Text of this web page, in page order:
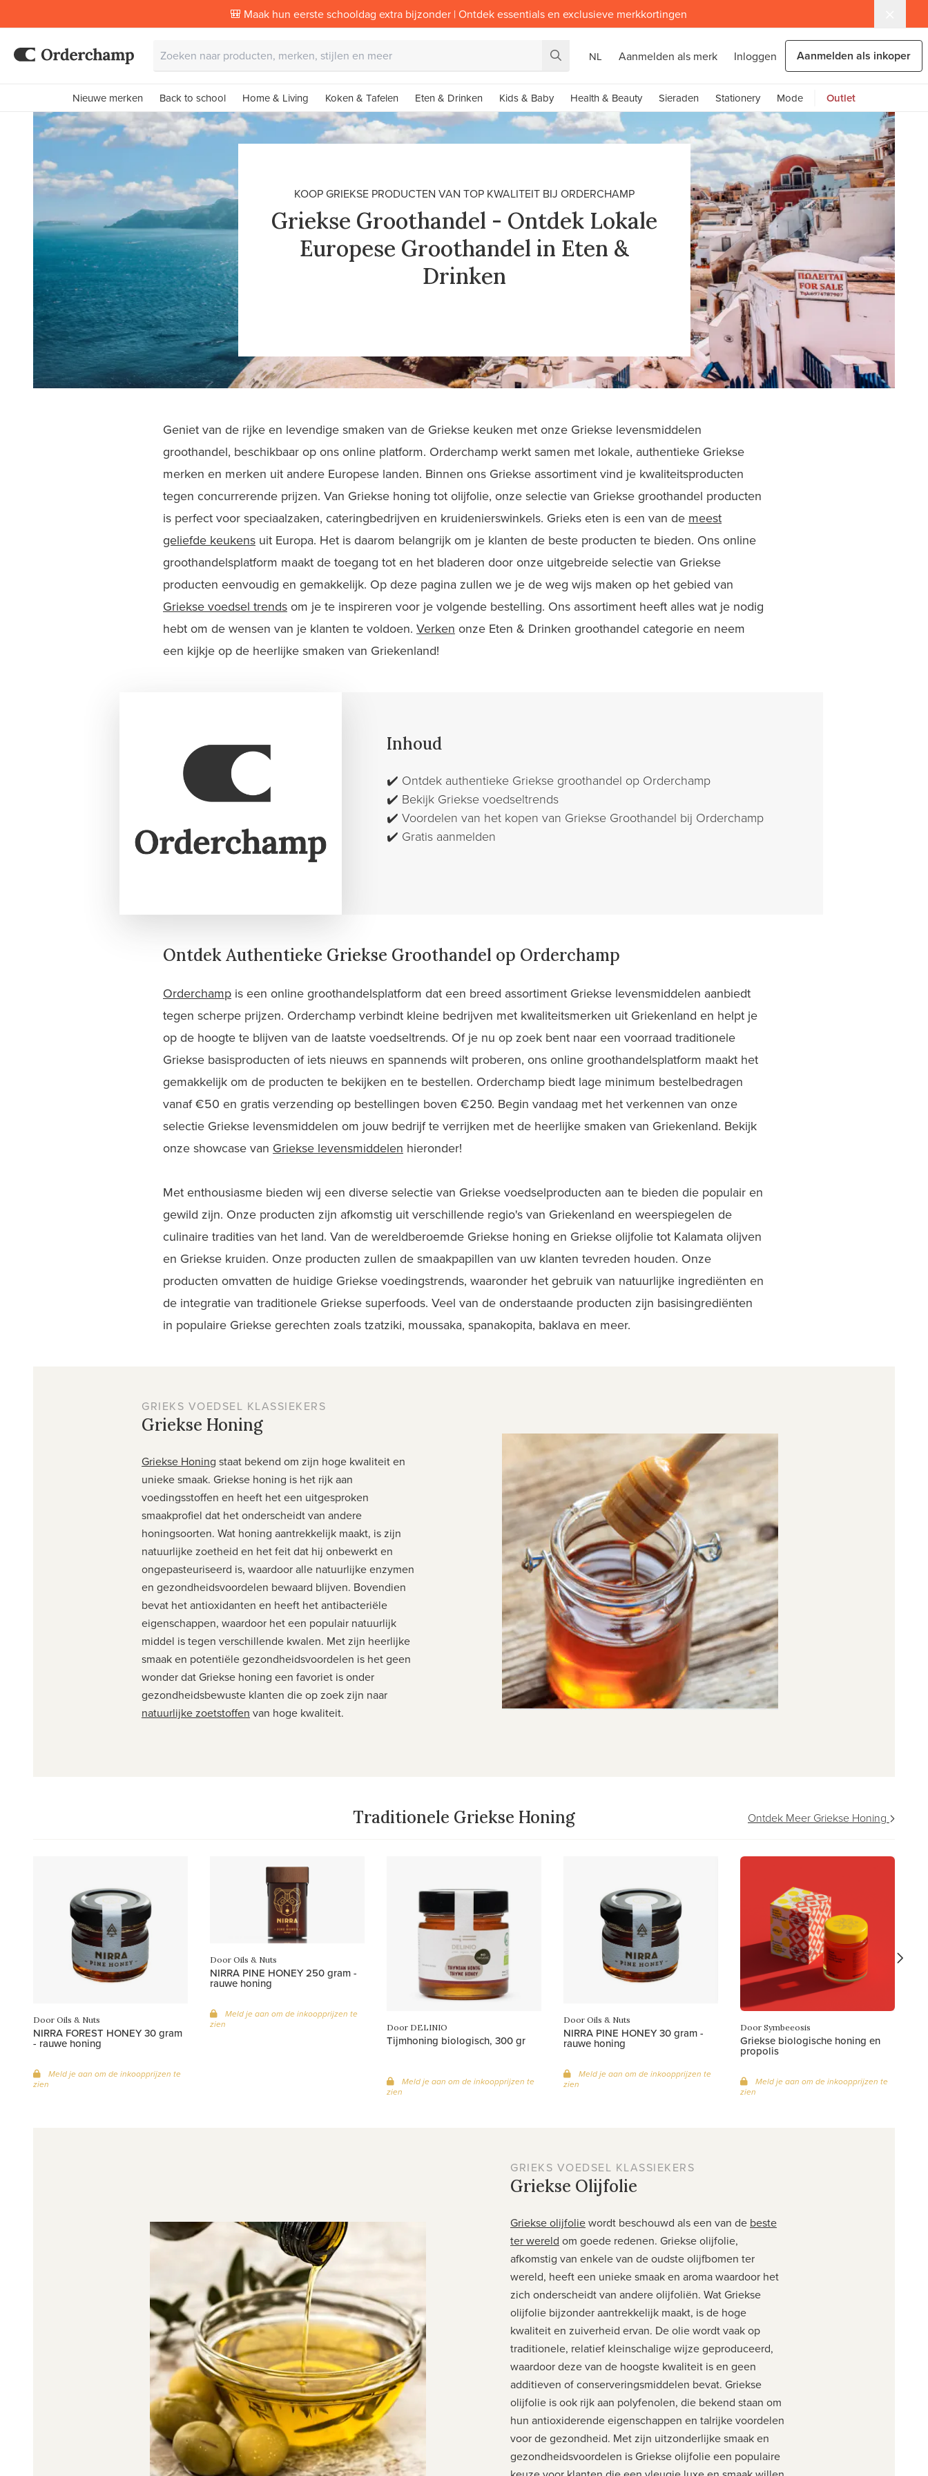
🎒 Maak hun eerste schooldag extra bijzonder | Ontdek essentials en exclusieve merkkortingen
NL Aanmelden als merk Inloggen Aanmelden als inkoper
Nieuwe merken Back to school Home & Living Koken & Tafelen Eten & Drinken Kids & Baby Health & Beauty Sieraden Stationery Mode Outlet
KOOP GRIEKSE PRODUCTEN VAN TOP KWALITEIT BIJ ORDERCHAMP
Griekse Groothandel - Ontdek Lokale
Europese Groothandel in Eten &
Drinken
Geniet van de rijke en levendige smaken van de Griekse keuken met onze Griekse levensmiddelen
groothandel, beschikbaar op ons online platform. Orderchamp werkt samen met lokale, authentieke Griekse
merken en merken uit andere Europese landen. Binnen ons Griekse assortiment vind je kwaliteitsproducten
tegen concurrerende prijzen. Van Griekse honing tot olijfolie, onze selectie van Griekse groothandel producten
is perfect voor speciaalzaken, cateringbedrijven en kruidenierswinkels. Grieks eten is een van de meest
geliefde keukens uit Europa. Het is daarom belangrijk om je klanten de beste producten te bieden. Ons online
groothandelsplatform maakt de toegang tot en het bladeren door onze uitgebreide selectie van Griekse
producten eenvoudig en gemakkelijk. Op deze pagina zullen we je de weg wijs maken op het gebied van
Griekse voedsel trends om je te inspireren voor je volgende bestelling. Ons assortiment heeft alles wat je nodig
hebt om de wensen van je klanten te voldoen. Verken onze Eten & Drinken groothandel categorie en neem
een kijkje op de heerlijke smaken van Griekenland!
Inhoud
✔️ Ontdek authentieke Griekse groothandel op Orderchamp
✔️ Bekijk Griekse voedseltrends
✔️ Voordelen van het kopen van Griekse Groothandel bij Orderchamp
✔️ Gratis aanmelden
Ontdek Authentieke Griekse Groothandel op Orderchamp
Orderchamp is een online groothandelsplatform dat een breed assortiment Griekse levensmiddelen aanbiedt
tegen scherpe prijzen. Orderchamp verbindt kleine bedrijven met kwaliteitsmerken uit Griekenland en helpt je
op de hoogte te blijven van de laatste voedseltrends. Of je nu op zoek bent naar een voorraad traditionele
Griekse basisproducten of iets nieuws en spannends wilt proberen, ons online groothandelsplatform maakt het
gemakkelijk om de producten te bekijken en te bestellen. Orderchamp biedt lage minimum bestelbedragen
vanaf €50 en gratis verzending op bestellingen boven €250. Begin vandaag met het verkennen van onze
selectie Griekse levensmiddelen om jouw bedrijf te verrijken met de heerlijke smaken van Griekenland. Bekijk
onze showcase van Griekse levensmiddelen hieronder!
Met enthousiasme bieden wij een diverse selectie van Griekse voedselproducten aan te bieden die populair en
gewild zijn. Onze producten zijn afkomstig uit verschillende regio's van Griekenland en weerspiegelen de
culinaire tradities van het land. Van de wereldberoemde Griekse honing en Griekse olijfolie tot Kalamata olijven
en Griekse kruiden. Onze producten zullen de smaakpapillen van uw klanten tevreden houden. Onze
producten omvatten de huidige Griekse voedingstrends, waaronder het gebruik van natuurlijke ingrediënten en
de integratie van traditionele Griekse superfoods. Veel van de onderstaande producten zijn basisingrediënten
in populaire Griekse gerechten zoals tzatziki, moussaka, spanakopita, baklava en meer.
GRIEKS VOEDSEL KLASSIEKERS
Griekse Honing
Griekse Honing staat bekend om zijn hoge kwaliteit en
unieke smaak. Griekse honing is het rijk aan
voedingsstoffen en heeft het een uitgesproken
smaakprofiel dat het onderscheidt van andere
honingsoorten. Wat honing aantrekkelijk maakt, is zijn
natuurlijke zoetheid en het feit dat hij onbewerkt en
ongepasteuriseerd is, waardoor alle natuurlijke enzymen
en gezondheidsvoordelen bewaard blijven. Bovendien
bevat het antioxidanten en heeft het antibacteriële
eigenschappen, waardoor het een populair natuurlijk
middel is tegen verschillende kwalen. Met zijn heerlijke
smaak en potentiële gezondheidsvoordelen is het geen
wonder dat Griekse honing een favoriet is onder
gezondheidsbewuste klanten die op zoek zijn naar
natuurlijke zoetstoffen van hoge kwaliteit.
Traditionele Griekse Honing Ontdek Meer Griekse Honing
Door Oils & Nuts
NIRRA FOREST HONEY 30 gram
- rauwe honing
Meld je aan om de inkoopprijzen te
zien
Door Oils & Nuts
NIRRA PINE HONEY 250 gram -
rauwe honing
Meld je aan om de inkoopprijzen te
zien
Door DELINIO
Tijmhoning biologisch, 300 gr
Meld je aan om de inkoopprijzen te
zien
Door Oils & Nuts
NIRRA PINE HONEY 30 gram -
rauwe honing
Meld je aan om de inkoopprijzen te
zien
Door Symbeeosis
Griekse biologische honing en
propolis
Meld je aan om de inkoopprijzen te
zien
GRIEKS VOEDSEL KLASSIEKERS
Griekse Olijfolie
Griekse olijfoliewordt beschouwd als een van de beste
ter wereld om goede redenen. Griekse olijfolie,
afkomstig van enkele van de oudste olijfbomen ter
wereld, heeft een unieke smaak en aroma waardoor het
zich onderscheidt van andere olijfoliën. Wat Griekse
olijfolie bijzonder aantrekkelijk maakt, is de hoge
kwaliteit en zuiverheid ervan. De olie wordt vaak op
traditionele, relatief kleinschalige wijze geproduceerd,
waardoor deze van de hoogste kwaliteit is en geen
additieven of conserveringsmiddelen bevat. Griekse
olijfolie is ook rijk aan polyfenolen, die bekend staan om
hun antioxiderende eigenschappen en talrijke voordelen
voor de gezondheid. Met zijn uitzonderlijke smaak en
gezondheidsvoordelen is Griekse olijfolie een populaire